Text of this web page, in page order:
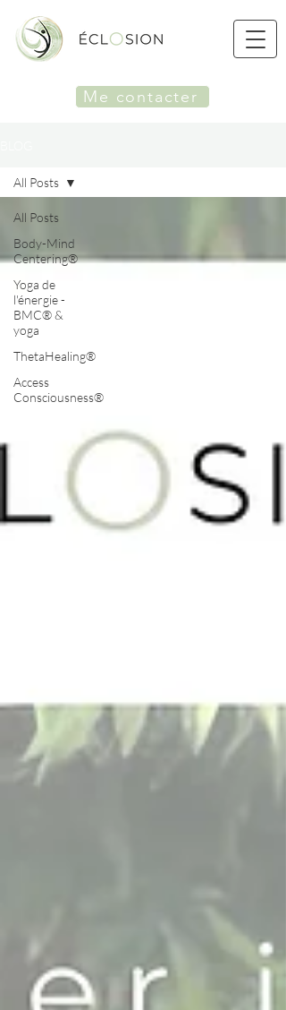
Me contacter
All Posts
Body-Mind
Centering®
Yoga de
l'énergie -
BMC® &
yoga
ThetaHealing®
Access
Consciousness®
All Posts